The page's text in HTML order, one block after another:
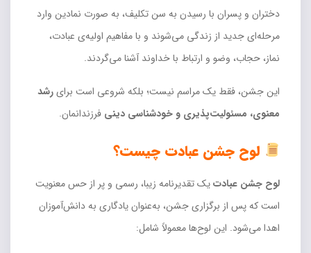
دختران و پسران با رسیدن به سن تکلیف، به صورت نمادین وارد
مرحله‌ای جدید از زندگی می‌شوند و با مفاهیم اولیه‌ی عبادت،
نماز، حجاب، وضو و ارتباط با خداوند آشنا می‌گردند.
این جشن، فقط یک مراسم نیست؛ بلکه شروعی است برایرشد
معنوی، مسئولیت‌پذیری و خودشناسی دینی فرزندانمان.
لوح جشن عبادت چیست؟
لوح جشن عبادتیک تقدیرنامه زیبا، رسمی و پر از حس معنویت
است که پس از برگزاری جشن، به‌عنوان یادگاری به دانش‌آموزان
اهدا می‌شود. این لوح‌ها معمولاً شامل: